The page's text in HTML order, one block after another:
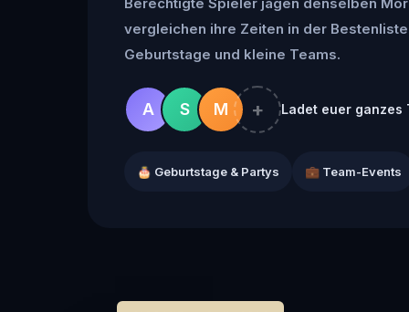
vergleichen ihre Zeiten in der Bestenliste
Geburtstage und kleine Teams.
A S M + Ladet euer ganzes
🎂 Geburtstage & Partys 💼 Team-Events